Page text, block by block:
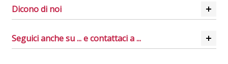
Dicono di noi
Seguici anche su ... e contattaci a ...